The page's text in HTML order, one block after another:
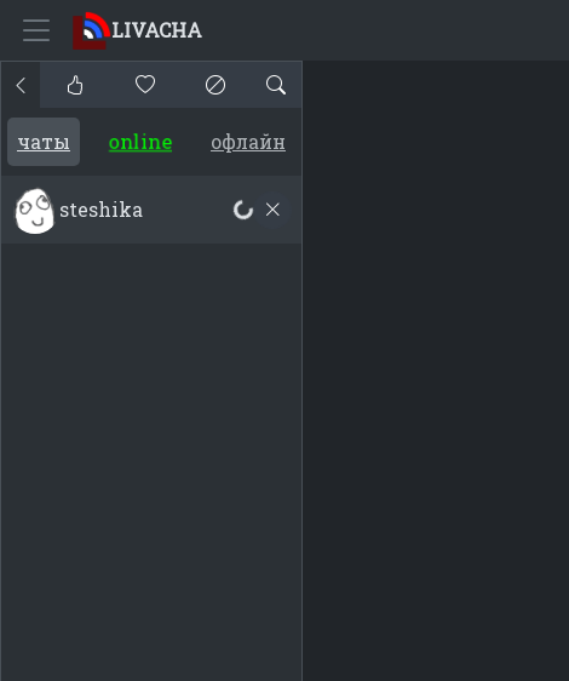
LIVACHA
чаты online офлайн
steshika